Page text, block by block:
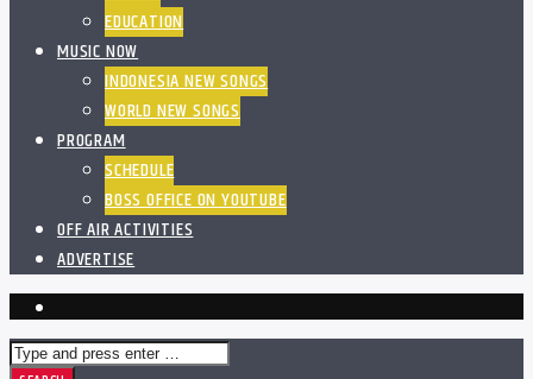
EDUCATION
MUSIC NOW
INDONESIA NEW SONGS
WORLD NEW SONGS
PROGRAM
SCHEDULE
BOSS OFFICE ON YOUTUBE
OFF AIR ACTIVITIES
ADVERTISE